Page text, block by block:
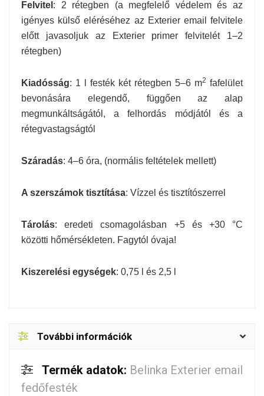
Felvitel : 2 rétegben (a megfelelő védelem és az
igényes külső eléréséhez az Exterier email felvitele
előtt javasoljuk az Exterier primer felvitelét 1–2
rétegben)
Kiadósság: 1 l festék két rétegben 5–6 m2 fafelület
bevonására elegendő, függően az alap
megmunkáltságától, a felhordás módjától és a
rétegvastagságtól
Száradás: 4–6 óra, (normális feltételek mellett)
A szerszámok tisztítása: Vízzel és tisztítószerrel
Tárolás: eredeti csomagolásban +5 és +30 °C
közötti hőmérsékleten. Fagytól óvaja!
Kiszerelési egységek: 0,75 l és 2,5 l
További információk
Termék adatok: Belinka Exterier email
fedőfesték